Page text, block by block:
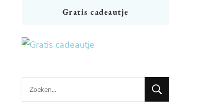
Gratis cadeautje
Looking
for